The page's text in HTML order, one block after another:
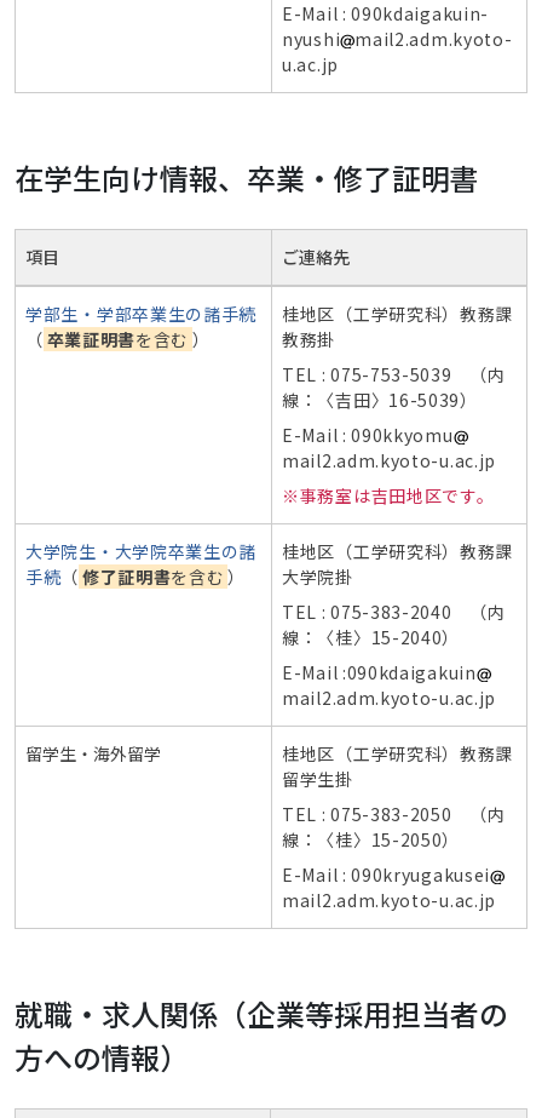
E-Mail : 090kdaigakuin-
nyushi
mail2.adm.kyoto-
u.ac.jp
在学生向け情報、卒業・修了証明書
項目 ご連絡先
学部生・学部卒業生の諸手続
（ 卒業証明書を含む ）
桂地区（工学研究科）教務課
教務掛
TEL : 075-753-5039 （内
線：〈吉田〉16-5039）
E-Mail : 090kkyomu
mail2.adm.kyoto-u.ac.jp
※事務室は吉田地区です。
大学院生・大学院卒業生の諸
手続（ 修了証明書を含む ）
桂地区（工学研究科）教務課
大学院掛
TEL : 075-383-2040 （内
線：〈桂〉15-2040）
E-Mail :090kdaigakuin
mail2.adm.kyoto-u.ac.jp
留学生・海外留学
桂地区（工学研究科）教務課
留学生掛
TEL : 075-383-2050 （内
線：〈桂〉15-2050）
E-Mail : 090kryugakusei
mail2.adm.kyoto-u.ac.jp
就職・求人関係（企業等採用担当者の
方への情報）